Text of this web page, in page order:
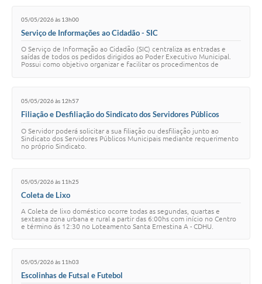
05/05/2026 às 13h00
Serviço de Informações ao Cidadão - SIC
O Serviço de Informação ao Cidadão (SIC) centraliza as entradas e
saídas de todos os pedidos dirigidos ao Poder Executivo Municipal.
Possui como objetivo organizar e facilitar os procedimentos de
05/05/2026 às 12h57
Filiação e Desfiliação do Sindicato dos Servidores Públicos
O Servidor poderá solicitar a sua filiação ou desfiliação junto ao
Sindicato dos Servidores Públicos Municipais mediante requerimento
no próprio Sindicato.
05/05/2026 às 11h25
Coleta de Lixo
A Coleta de lixo doméstico ocorre todas as segundas, quartas e
sextasna zona urbana e rural a partir das 6:00hs com início no Centro
e término ás 12:30 no Loteamento Santa Ernestina A - CDHU.
05/05/2026 às 11h03
Escolinhas de Futsal e Futebol